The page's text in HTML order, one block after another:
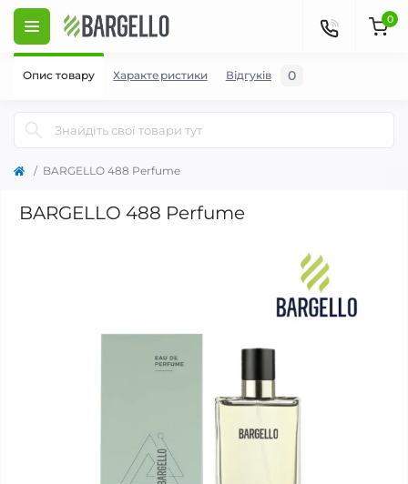
0
BARGELLO 488 Perfume
BARGELLO 488 Perfume
Опис товару Характеристики Відгуків 0